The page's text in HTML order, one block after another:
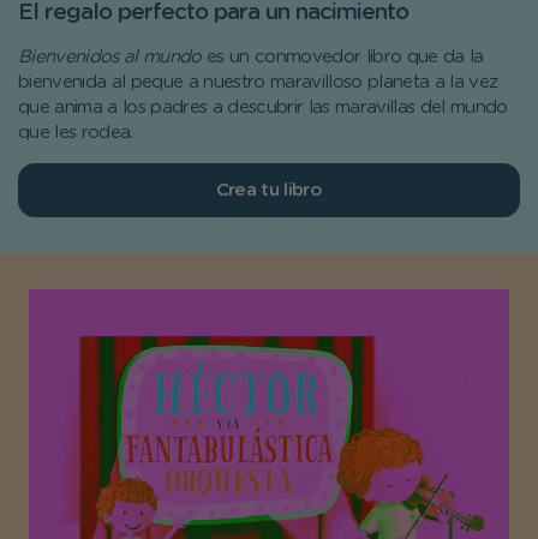
El regalo perfecto para un nacimiento
Bienvenidos al mundoes un conmovedor libro que da la
bienvenida al peque a nuestro maravilloso planeta a la vez
que anima a los padres a descubrir las maravillas del mundo
que les rodea.
Crea tu libro